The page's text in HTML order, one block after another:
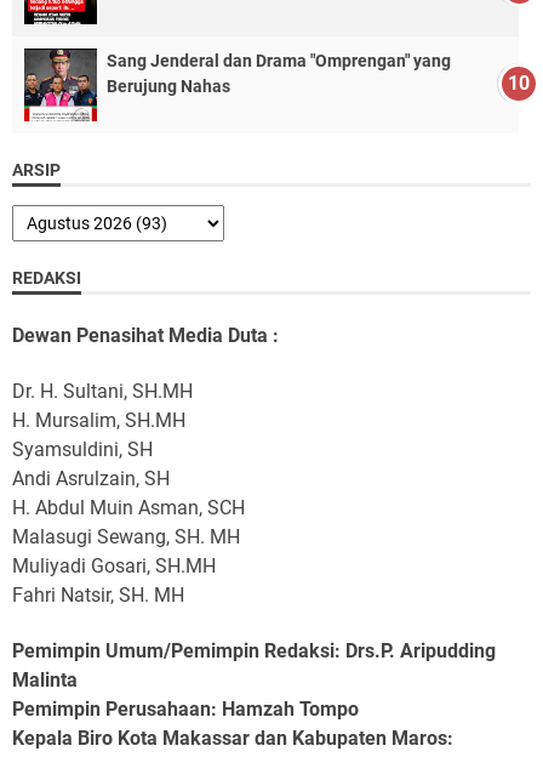
Sang Jenderal dan Drama "Omprengan" yang
Berujung Nahas
ARSIP
REDAKSI
Dewan Penasihat Media Duta :
Dr. H. Sultani, SH.MH
H. Mursalim, SH.MH
Syamsuldini, SH
Andi Asrulzain, SH
H. Abdul Muin Asman, SCH
Malasugi Sewang, SH. MH
Muliyadi Gosari, SH.MH
Fahri Natsir, SH. MH
Pemimpin Umum/Pemimpin Redaksi: Drs.P. Aripudding
Malinta
Pemimpin Perusahaan: Hamzah Tompo
Kepala Biro Kota Makassar dan Kabupaten Maros: